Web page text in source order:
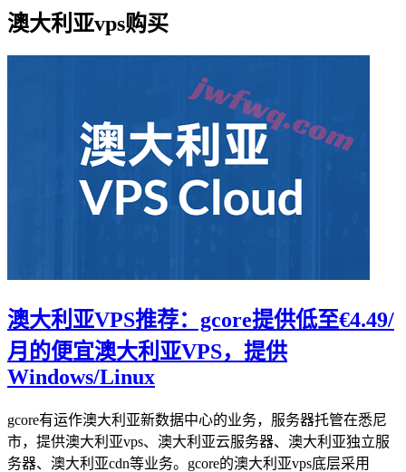
澳大利亚vps购买
澳大利亚VPS推荐：gcore提供低至€4.49/
月的便宜澳大利亚VPS，提供
Windows/Linux
gcore有运作澳大利亚新数据中心的业务，服务器托管在悉尼
市，提供澳大利亚vps、澳大利亚云服务器、澳大利亚独立服
务器、澳大利亚cdn等业务。gcore的澳大利亚vps底层采用